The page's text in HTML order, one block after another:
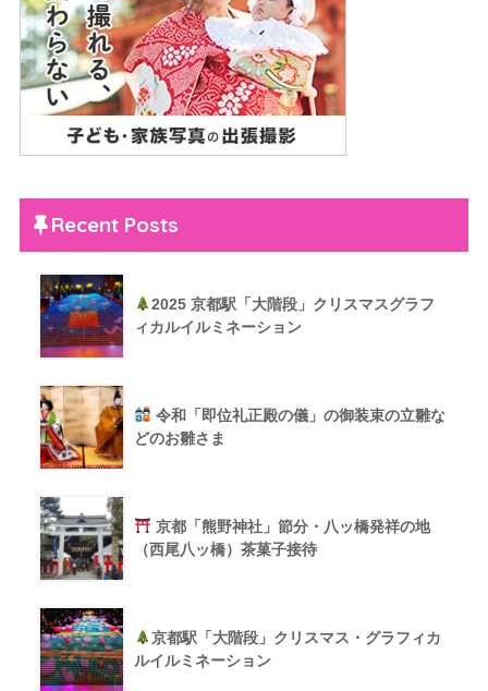
Recent Posts
2025 京都駅「大階段」クリスマスグラフ
ィカルイルミネーション
令和「即位礼正殿の儀」の御装束の立雛な
どのお雛さま
京都「熊野神社」節分・八ッ橋発祥の地
（西尾八ッ橋）茶菓子接待
京都駅「大階段」クリスマス・グラフィカ
ルイルミネーション